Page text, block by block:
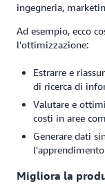
ingegneria,
Ad esempio, ecco
l'ottimizzazione:
Estrarre e
di ricerca di
Valutare e
costi in aree
Generare dati
Migliora la